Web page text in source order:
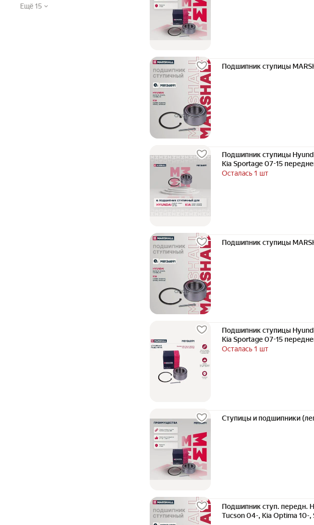
Ещё 15
Подшипник ступицы
Подшипник ступицы
Kia Sportage 07-15
Осталась 1 шт
Подшипник ступицы
Подшипник ступицы
Kia Sportage 07-15
Осталась 1 шт
Ступицы и подшипники
Подшипник ступ. передн.
Tucson 04-, Kia Optima 10-,